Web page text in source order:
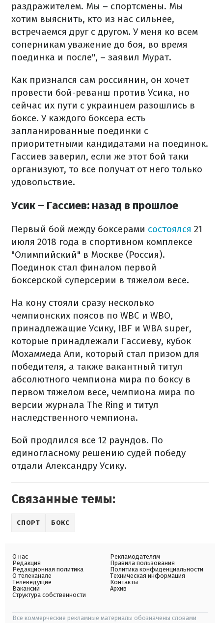
раздражителем. Мы – спортсмены. Мы
хотим выяснить, кто из нас сильнее,
встречаемся друг с другом. У меня ко всем
соперникам уважение до боя, во время
поединка и после", – заявил Мурат.
Как признался сам россиянин, он хочет
провести бой-реванш против Усика, но
сейчас их пути с украинцем разошлись в
боксе. У каждого боксера есть
запланированные поединки с
приоритетными кандидатами на поединок.
Гассиев заверил, если же этот бой таки
организуют, то все получат от него только
удовольствие.
Усик – Гассиев: назад в прошлое
Первый бой между боксерами состоялся 21
июля 2018 года в спортивном комплексе
"Олимпийский" в Москве (Россия).
Поединок стал финалом первой
боксерской суперсерии в тяжелом весе.
На кону стояли сразу несколько
чемпионских поясов по WBC и WBO,
принадлежащие Усику, IBF и WBA super,
которые принадлежали Гассиеву, кубок
Мохаммеда Али, который стал призом для
победителя, а также вакантный титул
абсолютного чемпиона мира по боксу в
первом тяжелом весе, чемпиона мира по
версии журнала The Ring и титул
наследственного чемпиона.
Бой продлился все 12 раундов. По
единогласному решению судей победу
отдали Александру Усику.
Связанные темы:
СПОРТ БОКС
О нас
Редакция
Редакционная политика
О телеканале
Телеведущие
Вакансии
Структура собственности
Рекламодателям
Правила пользования
Политика конфиденциальности
Техническая информация
Контакты
Архив
Все коммерческие рекламные материалы обозначены словами